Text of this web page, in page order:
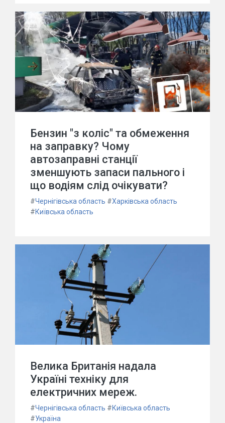
Бензин "з коліс" та обмеження
на заправку? Чому
автозаправні станції
зменшують запаси пального і
що водіям слід очікувати?
#Чернігівська область #Харківська область
#Київська область
Велика Британія надала
Україні техніку для
електричних мереж.
#Чернігівська область #Київська область
#Україна